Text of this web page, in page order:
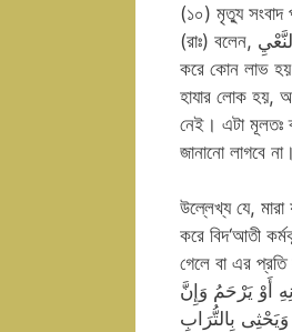
(১০) মৃত্যু সংবাদ
(রাঃ) বলেন, يَنْهَى عَنِ النَّعْيِ রাসূল (ছাঃ) মৃত্যু সংবাদ প্রচার করতে নিষেধ করতেন।[1] মৃত্যু সংবাদ প্রচারের নামে শোক প্রকাশ
করে কোন লাভ হয়
হাযার লোক হয়,
নেই। এটা মূলতঃ
জানানো লাগবে না।
উল্লেখ্য যে,
করে বিদ‘আতী
গেলে বা এর
أَوْ يَرْحَمُ وَإِنَّ
بِالتُّرَابِ.